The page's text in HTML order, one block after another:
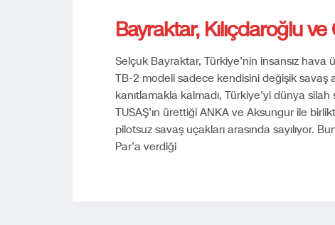
Bayraktar, Kılıçdaroğlu ve
Selçuk Bayraktar, Türkiye’nin insansız
TB-2 modeli sadece kendisini değişik savaş
kanıtlamakla kalmadı, Türkiye’yi dünya
TUSAŞ’ın ürettiği ANKA ve Aksungur ile
pilotsuz savaş uçakları arasında sayılıyor.
Par’a verdiği